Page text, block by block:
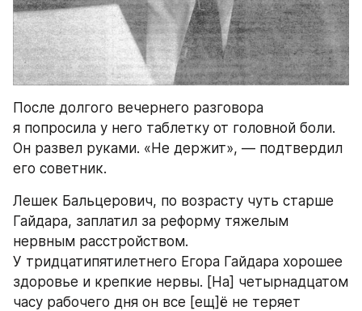
После долгого вечернего разговора
я попросила у него таблетку от головной боли.
Он развел руками. «Не держит», — подтвердил
его советник.
Лешек Бальцерович, по возрасту чуть старше
Гайдара, заплатил за реформу тяжелым
нервным расстройством.
У тридцатипятилетнего Егора Гайдара хорошее
здоровье и крепкие нервы. [На] четырнадцатом
часу рабочего дня он все [ещ]ё не теряет